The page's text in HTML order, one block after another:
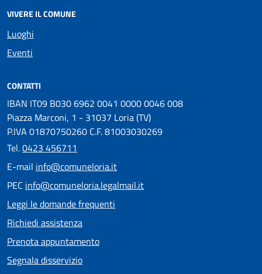
VIVERE IL COMUNE
Luoghi
Eventi
CONTATTI
IBAN IT09 B030 6962 0041 0000 0046 008
Piazza Marconi, 1 - 31037 Loria (TV)
P.IVA 01870750260 C.F. 81003030269
Tel.0423 456711
E-mail info@comuneloria.it
PEC info@comuneloria.legalmail.it
Leggi le domande frequenti
Richiedi assistenza
Prenota appuntamento
Segnala disservizio